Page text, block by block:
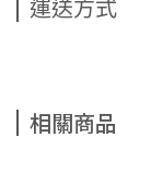
運送方式
相關商品